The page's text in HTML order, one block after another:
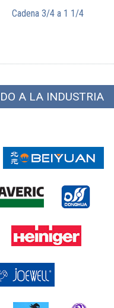
Cadena 3/4 a 1 1/4
A LA INDUSTRIA